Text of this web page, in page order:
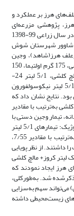
هرز بر عملکرد و
پژوهشی مزرعه‌ای
به‌صورت طرح بلوک‌های کامل تصادفی با سه تکرار در سال زراعی 99-1398
شاوور شهرستان شوش
هرز(شاهد)، وجین
دستی، 5/1 لیتر آترازین، یک لیتر آترازین+مالچ کلشی، 175 گرم اولتیما، 150
گرم نیکوسولفورون+ ریم سولفورون (اولتیما)+ مالچ کلشی، 5/1 لیتر 2,4-
D+MCPA، یک لیتر 2,4-D+MCPA+ مالچ کلشی، 5/1 لیتر نیکوسولفورون
نتایج نشان داد که
به‌ترتیب با مقادیر
دانه، تیمار وجین دستی با
میانگین 5/31 تن در هکتار بیش‌ترین عملکرد بیولوژیک؛ تیمارهای 5/1 لیتر
کروز، 5/1 لیتر 2,4-D+MCPA و 5/1 لیتر آترازین به‌ترتیب با مقادیر 7/55،
داشتند. از نظر پویایی
کروز+ مالچ کلشی
ایجاد نمودند که
شد. به‌طورکلی،
می‌تواند سهم به‌سزایی
زیست‌محیطی داشته